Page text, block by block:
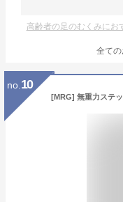
高齢者の足のむくみにお
全ての
no. 10